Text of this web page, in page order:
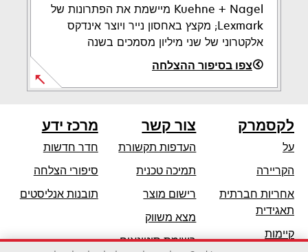
Kuehne + Nagel מיישמת את הפתרונות של
Lexmark; מקצץ באחסון נייר ויוצר אינדקס
אלקטרוני של שני מיליון מסמכים בשנה
צפו בסיפור ההצלחה
opens
a
לקסמרק
על
הקריירה
אחריות חברתית
תאגידיתopens
a
קיימות
צור קשר
העדפות תקשורת
תמיכה טכניתopens
tab
רישום מוצר
מצא משווק
רשימת סיטונאים
מרכז ידע
חדר חדשות
סיפורי הצלחה
תובנות אנליסטים